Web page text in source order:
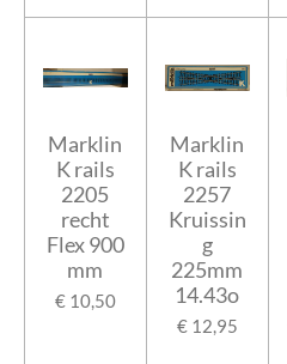
Marklin
K rails
2205
recht
Flex 900
mm
€ 10,50
Marklin
K rails
2257
Kruissin
g
225mm
14.43o
€ 12,95